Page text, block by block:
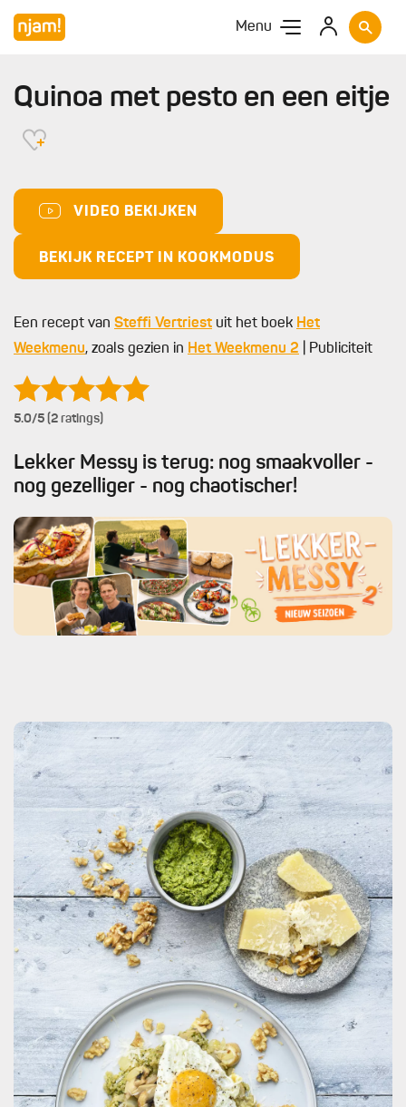
Menu
Quinoa met pesto en een eitje
VIDEO BEKIJKEN
BEKIJK RECEPT IN KOOKMODUS
Een recept van Steffi Vertriest uit het boek Het
Weekmenu, zoals gezien in Het Weekmenu 2 | Publiciteit
5.0/5 (2 ratings)
Lekker Messy is terug: nog smaakvoller -
nog gezelliger - nog chaotischer!